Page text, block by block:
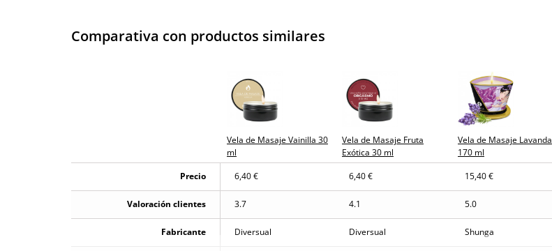
Comparativa con productos similares
Vela de Masaje Vainilla 30
ml
Vela de Masaje Fruta
Exótica 30 ml
Vela de Masaje Lavanda
170 ml
Precio
6,40 € 6,40 € 15,40 €
Valoración clientes 3.7 4.1 5.0
Fabricante Diversual Diversual Shunga